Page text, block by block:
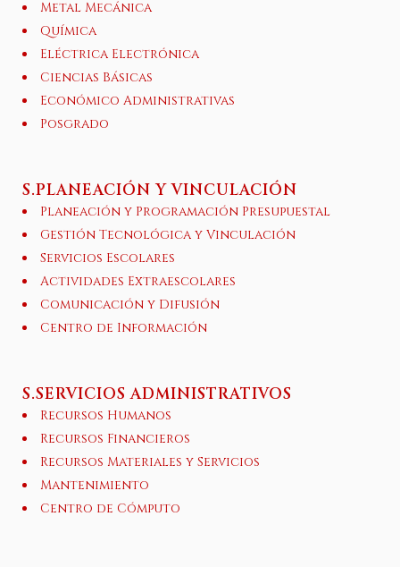
Metal Mecánica
Química
Eléctrica Electrónica
Ciencias Básicas
Económico Administrativas
Posgrado
S.PLANEACIÓN Y VINCULACIÓN
Planeación y Programación Presupuestal
Gestión Tecnológica y Vinculación
Servicios Escolares
Actividades Extraescolares
Comunicación y Difusión
Centro de Información
S.SERVICIOS ADMINISTRATIVOS
Recursos Humanos
Recursos Financieros
Recursos Materiales y Servicios
Mantenimiento
Centro de Cómputo